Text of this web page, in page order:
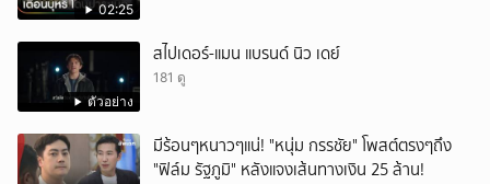
02:25
ตัวอย่าง
สไปเดอร์-แมน แบรนด์ นิว เดย์
181 ดู
มีร้อนๆหนาวๆแน่! "หนุ่ม กรรชัย" โพสต์ตรงๆถึง
"ฟิล์ม รัฐภูมิ" หลังแจงเส้นทางเงิน 25 ล้าน!